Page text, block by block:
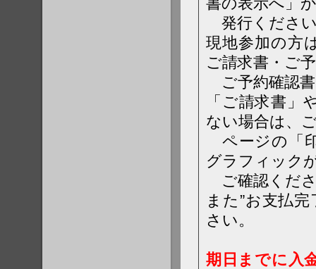
発行くださ
現地参加の方
ご請求書・ご
ご予約確認
「ご請求書
ない場合は、
ページの「
グラフィック
ご確認くだ
また”お支払
さい。
期日までに入